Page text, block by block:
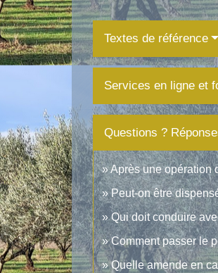
Textes de référence
Services en ligne et
Questions ?
Après une opération
Peut-on être
Qui doit conduire
Comment passer le
Quelle amende en